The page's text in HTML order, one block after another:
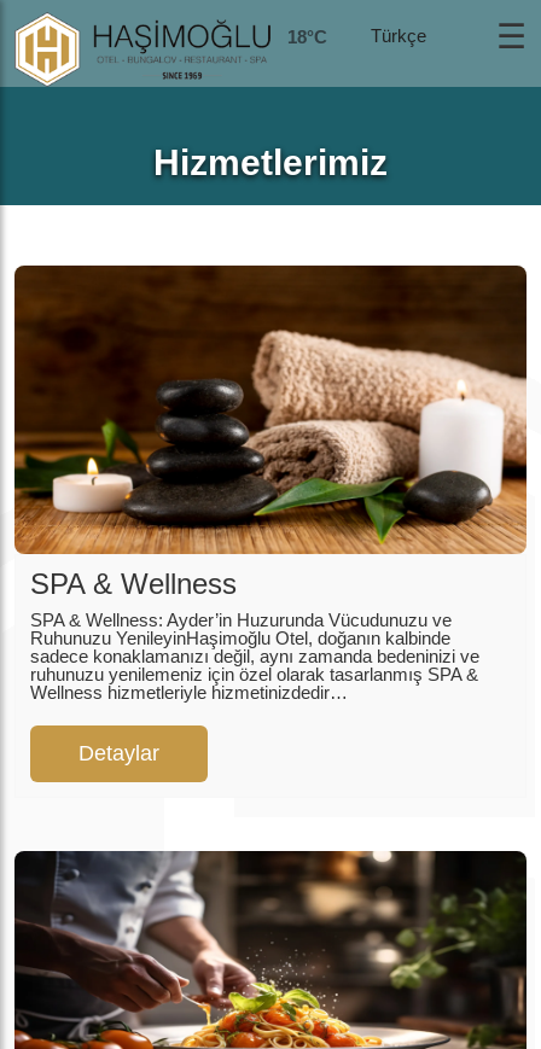
18°C ☰
Hizmetlerimiz
SPA & Wellness
SPA & Wellness: Ayder’in Huzurunda Vücudunuzu ve
Ruhunuzu YenileyinHaşimoğlu Otel, doğanın kalbinde
sadece konaklamanızı değil, aynı zamanda bedeninizi ve
ruhunuzu yenilemeniz için özel olarak tasarlanmış SPA &
Wellness hizmetleriyle hizmetinizdedir…
Detaylar